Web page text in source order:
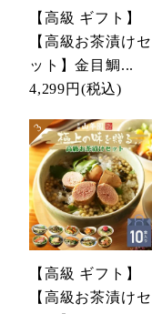
【高級 ギフト】
【高級お茶漬けセ
ット】金目鯛...
4,299円 (税込)
【高級 ギフト】
【高級お茶漬けセ